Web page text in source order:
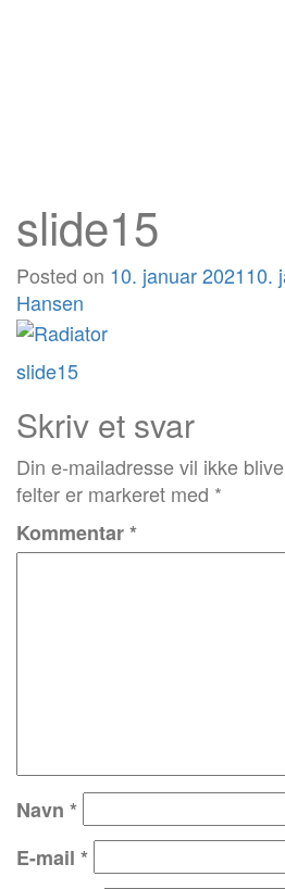
slide15
Posted on 10. januar 202110.
Hansen
Post
navigation
slide15
Skriv et svar
Din e-mailadresse vil ikke
felter er markeret med *
Kommentar*
Navn *
E-mail *